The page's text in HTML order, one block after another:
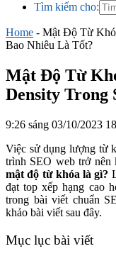
Tìm kiếm cho:
Home - Mật Độ Từ
Bao Nhiêu Là Tốt?
Mật Độ Từ
Density Trong
9:26 sáng 03/10/2023
Việc sử dụng lượng từ
trình SEO web trở
mật độ từ khóa là gì?
đạt top xếp hạng cao
trong bài viết chuẩn
khảo bài viết sau đây.
Mục lục bài viết